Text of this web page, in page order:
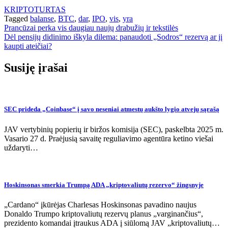
KRIPTOTURTAS
Tagged balanse, BTC, dar, IPO, vis, yra
Navigacija
tarp
Prancūzai perka vis daugiau naujų drabužių ir tekstilės
Dėl pensijų didinimo iškyla dilema: panaudoti „Sodros“ rezervą ar jį
kaupti ateičiai?
Susiję įrašai
SEC prideda „Coinbase“ į savo neseniai atmestų aukšto lygio atvejų sąrašą
JAV vertybinių popierių ir biržos komisija (SEC), paskelbta 2025 m.
Vasario 27 d. Praėjusią savaitę reguliavimo agentūra ketino viešai
uždaryti…
Hoskinsonas smerkia Trumpą ADA „kriptovaliutų rezervo“ žingsnyje
„Cardano“ įkūrėjas Charlesas Hoskinsonas pavadino naujus
Donaldo Trumpo kriptovaliutų rezervų planus „varginančius“,
prezidento komandai įtraukus ADA į siūlomą JAV „kriptovaliutų…